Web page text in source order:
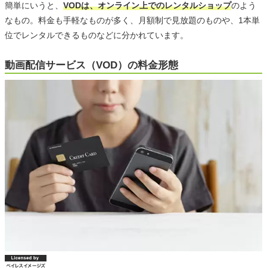
簡単にいうと、 VODは、オンライン上でのレンタルショップのよう
なもの。料金も手軽なものが多く、月額制で見放題のものや、1本単
位でレンタルできるものなどに分かれています。
動画配信サービス（VOD）の料金形態